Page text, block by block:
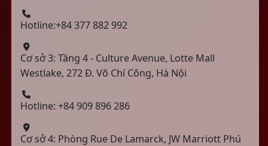
Hotline:+84 377 882 992
Cơ sở 3: Tầng 4 - Culture Avenue, Lotte Mall
Westlake, 272 Đ. Võ Chí Công, Hà Nội
Hotline: +84 909 896 286
Cơ sở 4: Phòng Rue De Lamarck, JW Marriott Phú